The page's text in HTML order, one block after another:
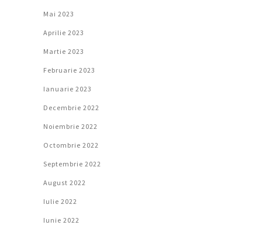
Mai 2023
Aprilie 2023
Martie 2023
Februarie 2023
Ianuarie 2023
Decembrie 2022
Noiembrie 2022
Octombrie 2022
Septembrie 2022
August 2022
Iulie 2022
Iunie 2022